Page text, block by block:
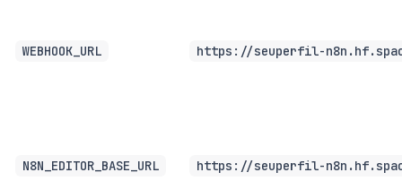
WEBHOOK_URL https://seuperfil-
N8N_EDITOR_BASE_URL https://seuperfil-